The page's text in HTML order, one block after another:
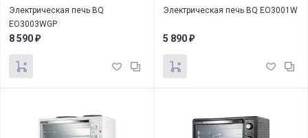
Электрическая печь BQ
EO3003WGP
8 590 ₽
Электрическая печь BQ EO3001W
5 890 ₽